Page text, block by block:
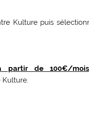
Kulture puis
partir de 100€/mois